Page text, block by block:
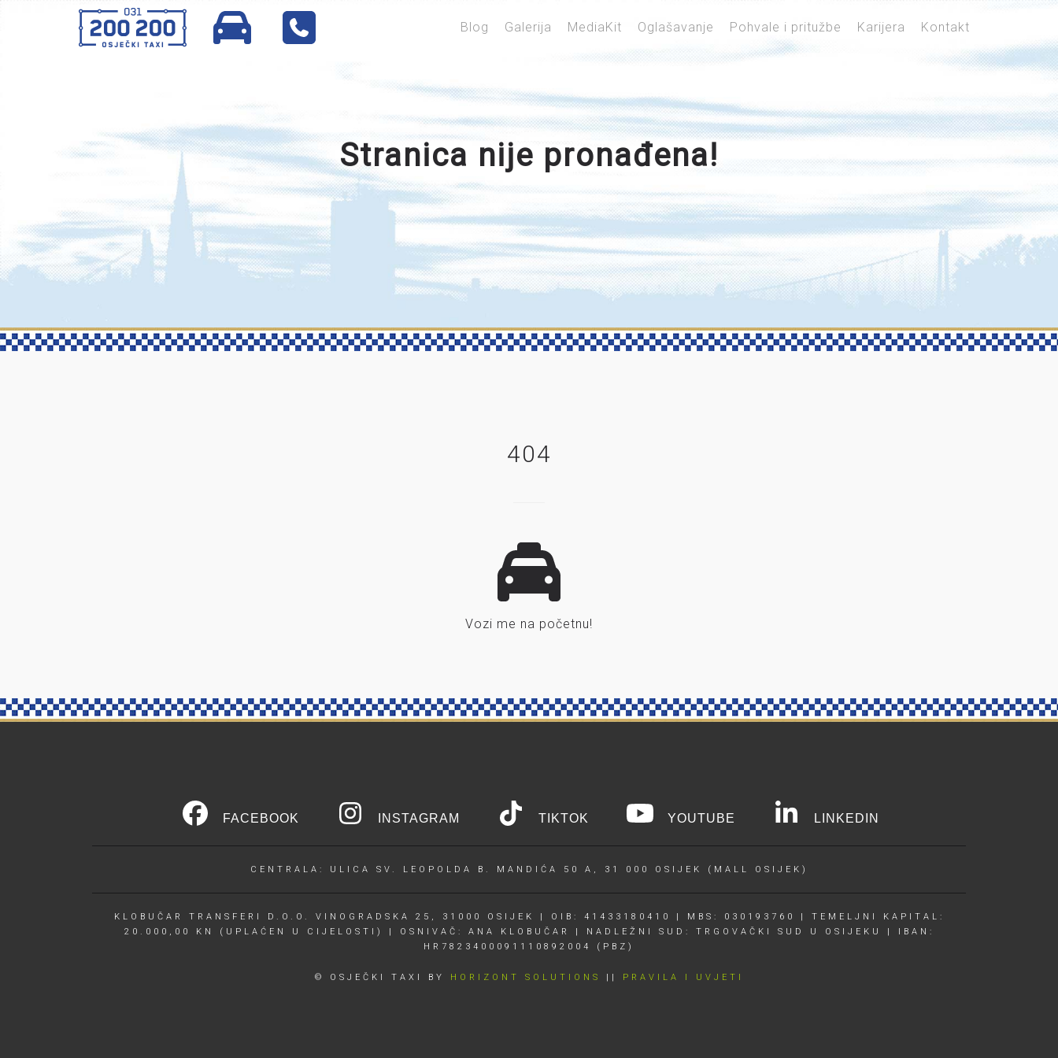
Blog Galerija MediaKit Oglašavanje Pohvale i pritužbe Karijera Kontakt
Stranica nije pronađena!
404
Vozi me na početnu!
FACEBOOK INSTAGRAM TIKTOK YOUTUBE LINKEDIN
CENTRALA: ULICA SV. LEOPOLDA B. MANDIĆA 50 A, 31 000 OSIJEK (MALL OSIJEK)
KLOBUČAR TRANSFERI D.O.O. VINOGRADSKA 25, 31000 OSIJEK | OIB: 41433180410 | MBS: 030193760 | TEMELJNI KAPITAL:
20.000,00 KN (UPLAĆEN U CIJELOSTI) | OSNIVAČ: ANA KLOBUČAR | NADLEŽNI SUD: TRGOVAČKI SUD U OSIJEKU | IBAN:
HR7823400091110892004 (PBZ)
© OSJEČKI TAXI BY HORIZONT SOLUTIONS || PRAVILA I UVJETI